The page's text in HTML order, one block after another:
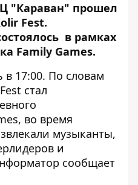
"Караван" прошел
Fest.
в рамках
Family Games.
17:00. По словам
стал
во время
музыканты,
и
сообщает